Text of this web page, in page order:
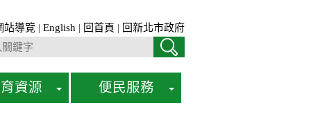
站導覽 | English | 回首頁 | 回新北市政府
資源 便民服務